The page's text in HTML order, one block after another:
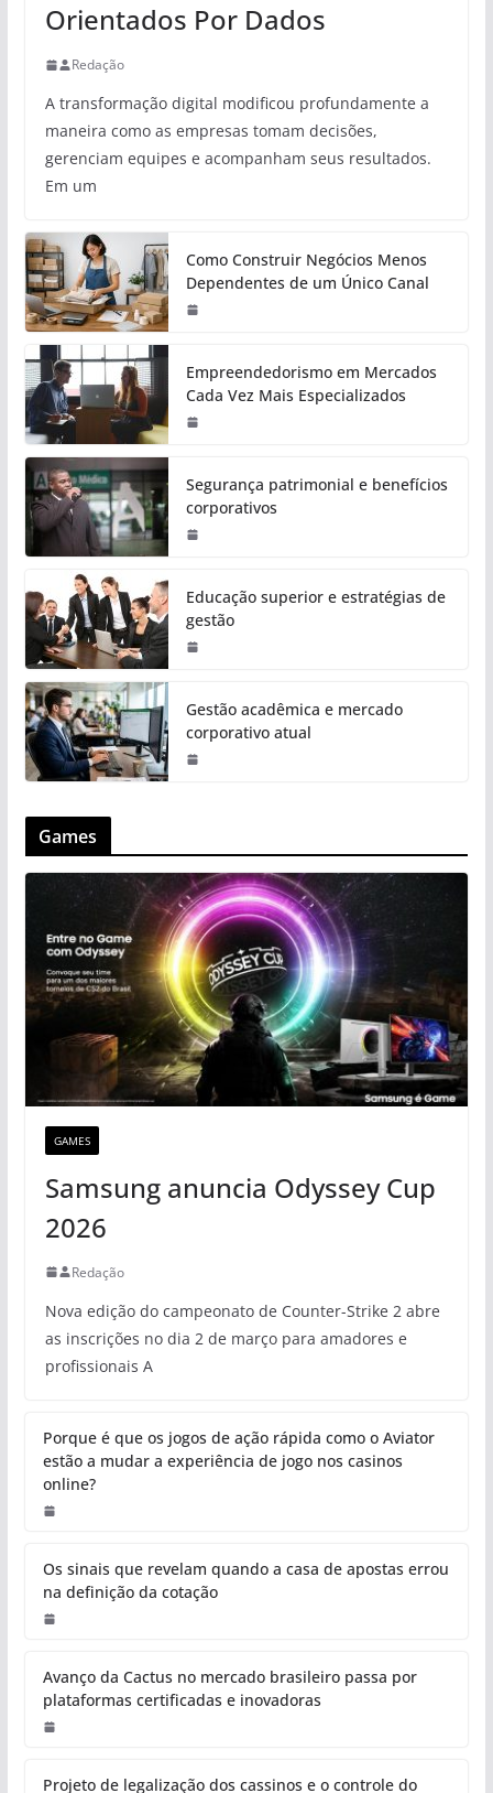
Orientados Por Dados
Redação
A transformação digital modificou profundamente a
maneira como as empresas tomam decisões,
gerenciam equipes e acompanham seus resultados.
Em um
Como Construir Negócios Menos
Dependentes de um Único Canal
Empreendedorismo em Mercados
Cada Vez Mais Especializados
Segurança patrimonial e benefícios
corporativos
Educação superior e estratégias de
gestão
Gestão acadêmica e mercado
corporativo atual
Games
GAMES
Samsung anuncia Odyssey Cup
2026
Redação
Nova edição do campeonato de Counter-Strike 2 abre
as inscrições no dia 2 de março para amadores e
profissionais A
Porque é que os jogos de ação rápida como o Aviator
estão a mudar a experiência de jogo nos casinos
online?
Os sinais que revelam quando a casa de apostas errou
na definição da cotação
Avanço da Cactus no mercado brasileiro passa por
plataformas certificadas e inovadoras
Projeto de legalização dos cassinos e o controle do